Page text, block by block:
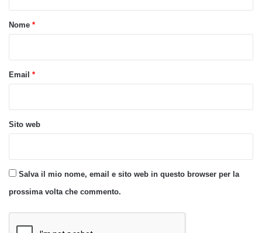
o
Nome *
Email *
Sito web
Salva il mio nome, email e sito web in questo browser per la
prossima volta che commento.